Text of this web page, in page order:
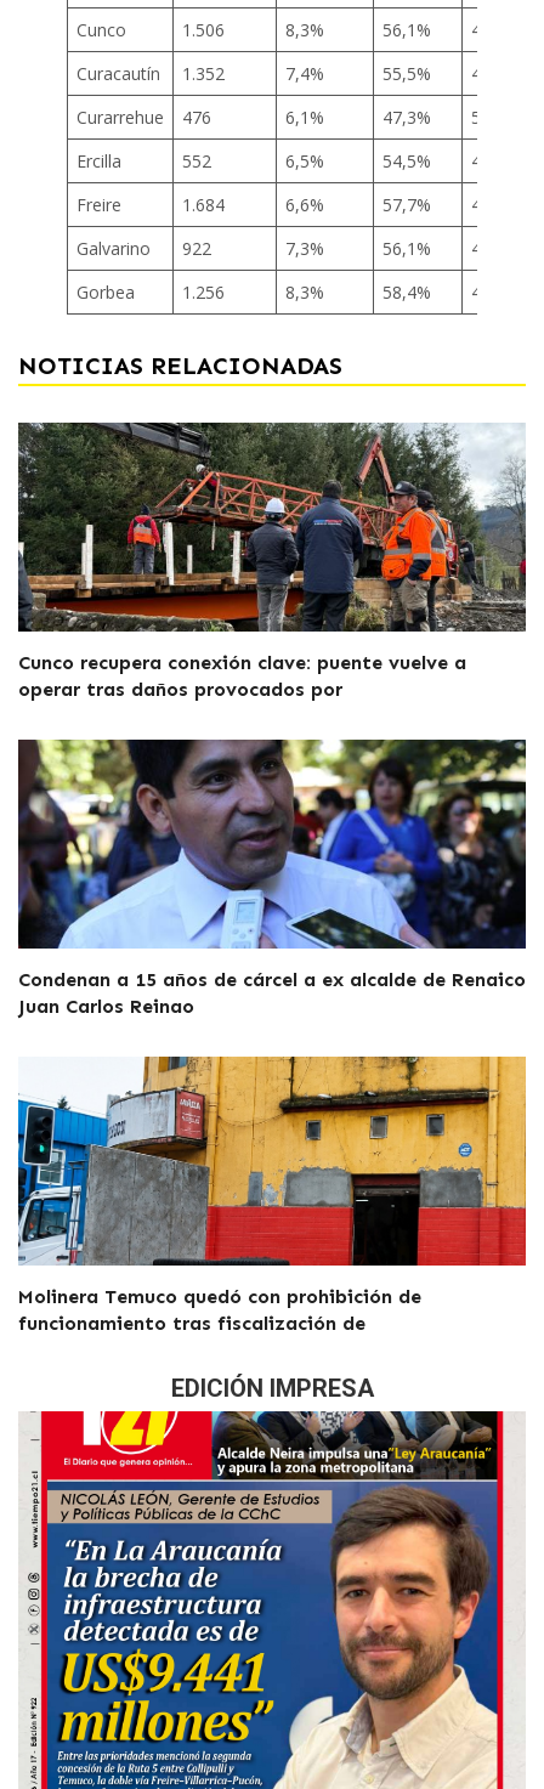
Cunco 1.506 8,3% 56,1%
43,9%
Curacautín
1.352 7,4% 55,5%
44,5%
Curarrehue
476 6,1% 47,3%
52,7%
Ercilla
552 6,5% 54,5%
45,5%
Freire
1.684 6,6% 57,7%
42,3%
Galvarino
922 7,3% 56,1%
43,9%
Gorbea
1.256 8,3% 58,4% 41,6%
NOTICIAS RELACIONADAS
Cunco recupera conexión clave: puente vuelve a
operar tras daños provocados por
Condenan a 15 años de cárcel a ex alcalde de Renaico
Juan Carlos Reinao
Molinera Temuco quedó con prohibición de
funcionamiento tras fiscalización de
EDICIÓN IMPRESA